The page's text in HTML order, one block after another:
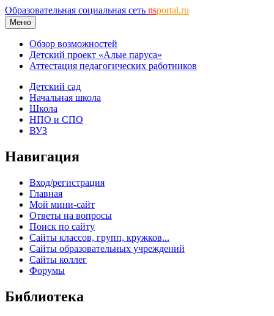
Образовательная социальная сеть nsportal.ru
Меню
Обзор возможностей
Детский проект «Алые паруса»
Аттестация педагогических работников
Детский сад
Начальная школа
Школа
НПО и СПО
ВУЗ
Навигация
Вход/регистрация
Главная
Мой мини-сайт
Ответы на вопросы
Поиск по сайту
Сайты классов, групп, кружков...
Сайты образовательных учреждений
Сайты коллег
Форумы
Библиотека